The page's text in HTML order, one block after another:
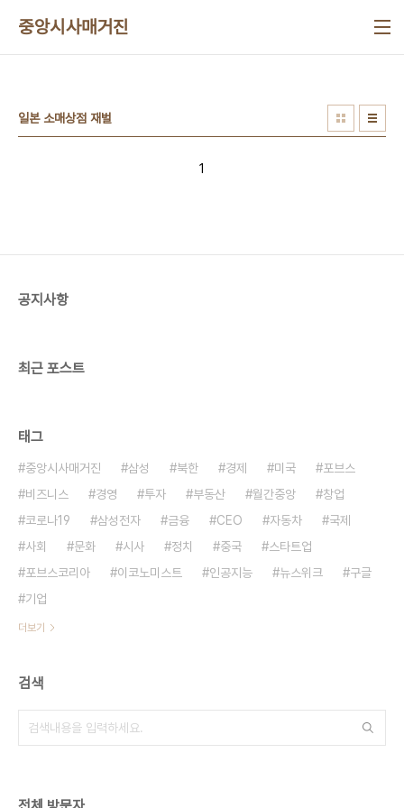
중앙시사매거진
일본 소매상점 재벌
1
공지사항
최근 포스트
태그
중앙시사매거진 삼성 북한 경제 미국
포브스
비즈니스
경영 투자 부동산 월간중앙
창업
코로나19
삼성전자 금융 CEO 자동차
국제
사회
문화 시사 정치 중국
스타트업
포브스코리아
이코노미스트 인공지능 뉴스위크
구글
기업
더보기
검색